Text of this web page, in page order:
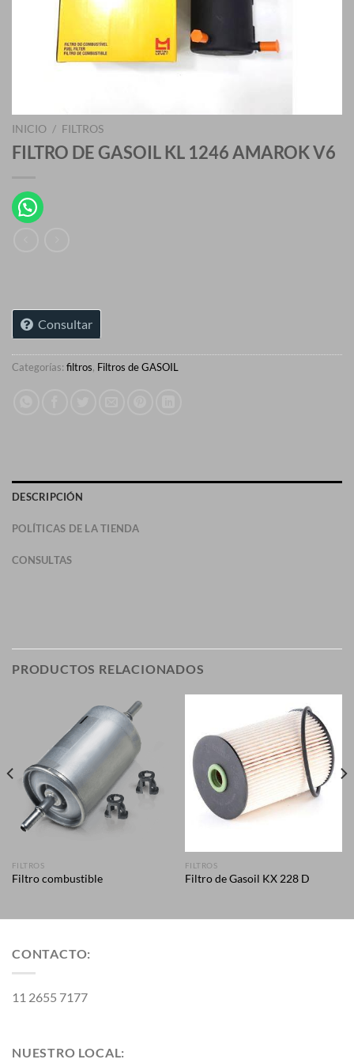
INICIO / FILTROS
FILTRO DE GASOIL KL 1246 AMAROK V6
Consultar
Categorías: filtros, Filtros de GASOIL
DESCRIPCIÓN
POLÍTICAS DE LA TIENDA
CONSULTAS
PRODUCTOS RELACIONADOS
FILTROS
Filtro combustible
FILTROS
Filtro de Gasoil KX 228 D
CONTACTO:
11 2655 7177
NUESTRO LOCAL: